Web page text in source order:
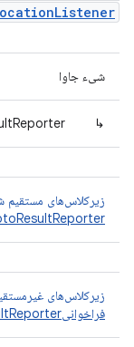
شیء جاوا
↳
زیرکلاس‌های مستقیم
زیرکلاس‌های
فراخوانیProtoResultReporter